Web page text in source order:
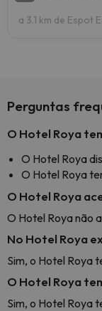
a 3.1 km de Espot
Perguntas
O Hotel Roya
O Hotel Roya
O Hotel Roya
O Hotel Roya
O Hotel Roya não
No Hotel Roya
Sim, o Hotel Roya
O Hotel Roya
Sim, o Hotel Roya